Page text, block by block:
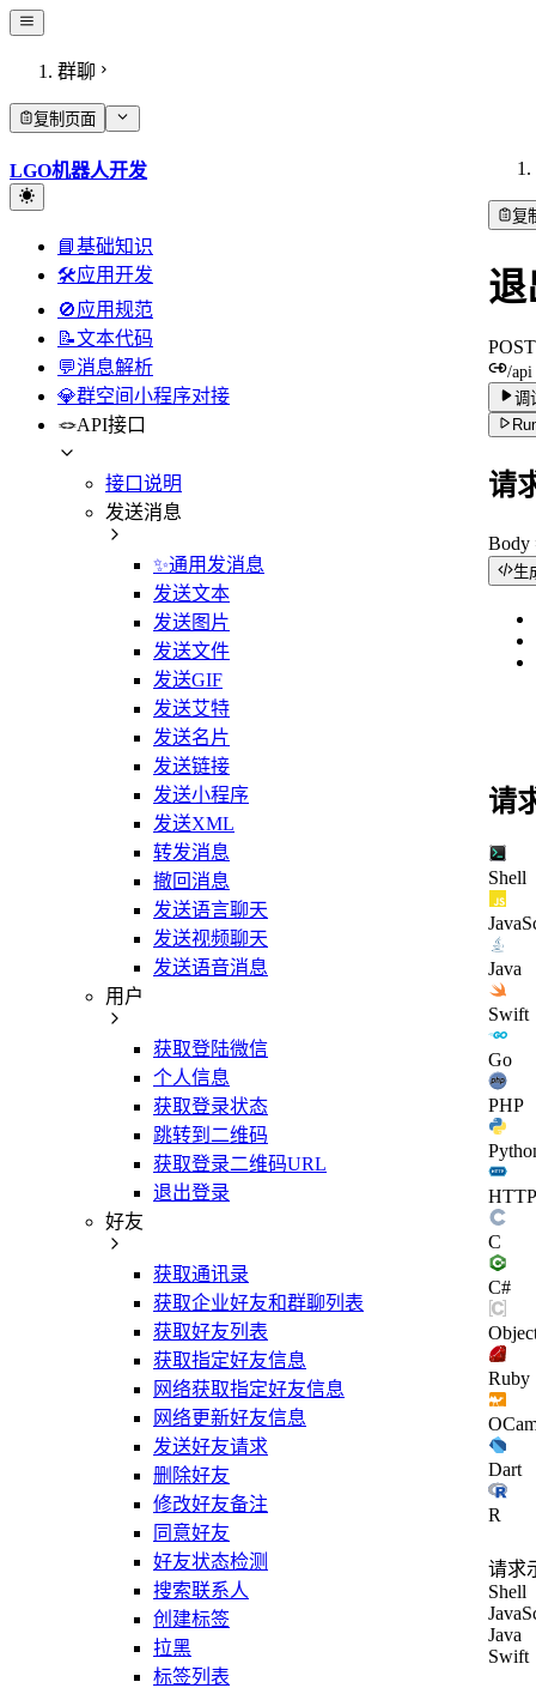
群聊
复制页面
LGO机器人开发
📘基础知识
🛠️应用开发
🚫应用规范
📝文本代码
💬消息解析
💎群空间小程序对接
🪢API接口
接口说明
发送消息
✨通用发消息
发送文本
发送图片
发送文件
发送GIF
发送艾特
发送名片
发送链接
发送小程序
发送XML
转发消息
撤回消息
发送语言聊天
发送视频聊天
发送语音消息
用户
获取登陆微信
个人信息
获取登录状态
跳转到二维码
获取登录二维码URL
退出登录
好友
获取通讯录
获取企业好友和群聊列表
获取好友列表
获取指定好友信息
网络获取指定好友信息
网络更新好友信息
发送好友请求
删除好友
修改好友备注
同意好友
好友状态检测
搜索联系人
创建标签
拉黑
标签列表
复
退
POST
/api
调
请
Body
生
请
Shell
Java
Swift
Go
PHP
HTTP
C
C#
Ruby
Dart
R
请求
Shell
Java
Swift